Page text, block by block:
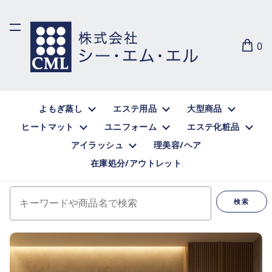
0
よもぎ蒸し エステ用品
大型商品
ヒートマット
ユニフォーム
エステ化粧品
アイラッシュ
理美容/ヘア
在庫処分/アウトレット
検索